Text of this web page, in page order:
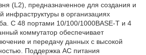
(L2), предназначенное для создания и
инфраструктуры в организациях
С 48 портами 10/100/1000BASE-T и 4
коммутатор обеспечивает
и передачу данных с высокой
Поддержка AC питания